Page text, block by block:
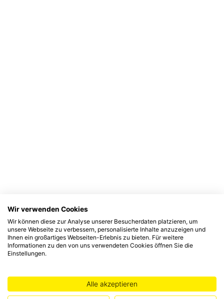
Wir verwenden Cookies
Wir können diese zur Analyse unserer Besucherdaten platzieren, um
unsere Webseite zu verbessern, personalisierte Inhalte anzuzeigen und
Ihnen ein großartiges Webseiten-Erlebnis zu bieten. Für weitere
Informationen zu den von uns verwendeten Cookies öffnen Sie die
Einstellungen.
Alle akzeptieren